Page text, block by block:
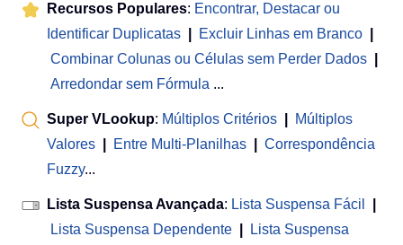
Recursos Populares: Encontrar, Destacar ou
Identificar Duplicatas
Excluir Linhas em Branco
Combinar Colunas ou Células sem Perder Dados
Arredondar sem Fórmula ...
Super VLookup: Múltiplos Critérios
Múltiplos
Valores
Entre Multi-Planilhas
Correspondência
Fuzzy...
Lista Suspensa Avançada: Lista Suspensa Fácil
Lista Suspensa Dependente
Lista Suspensa